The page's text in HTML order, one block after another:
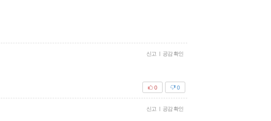
신고 | 공감 확인
0
0
신고 | 공감 확인